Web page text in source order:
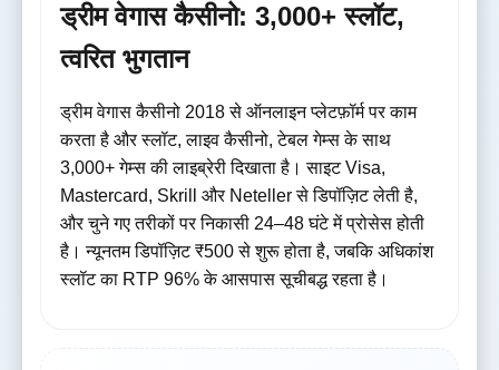
ड्रीम वेगास कैसीनो: 3,000+ स्लॉट,
त्वरित भुगतान
ड्रीम वेगास कैसीनो 2018 से ऑनलाइन प्लेटफ़ॉर्म पर काम
करता है और स्लॉट, लाइव कैसीनो, टेबल गेम्स के साथ
3,000+ गेम्स की लाइब्रेरी दिखाता है। साइट Visa,
Mastercard, Skrill और Neteller से डिपॉज़िट लेती है,
और चुने गए तरीकों पर निकासी 24–48 घंटे में प्रोसेस होती
है। न्यूनतम डिपॉज़िट ₹500 से शुरू होता है, जबकि अधिकांश
स्लॉट का RTP 96% के आसपास सूचीबद्ध रहता है।